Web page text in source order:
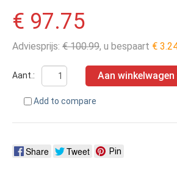
€ 97.75
Adviesprijs: € 100.99, u bespaart €
Aant.: Aan
Add to compare
Share Tweet Pin